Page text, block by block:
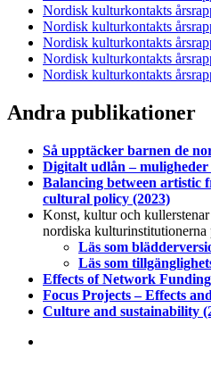
Nordisk kulturkontakts
Nordisk kulturkontakts
Nordisk kulturkontakts
Nordisk kulturkontakts
Nordisk kulturkontakts
Andra publikationer
Så upptäcker barnen de
Digitalt udlån –
Balancing between artistic
cultural policy (2023)
Konst, kultur och
nordiska kulturinstitutionerna
Läs som
Läs som
Effects of Network
Focus Projects – Effects
Culture and sustainability